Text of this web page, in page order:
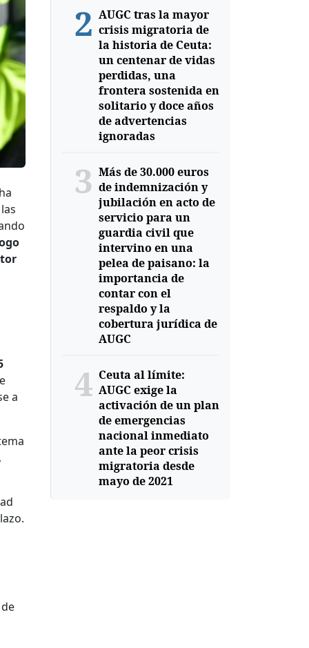
a
2 AUGC tras la mayor
crisis migratoria de
la historia de Ceuta:
un centenar de vidas
perdidas, una
frontera sostenida en
solitario y doce años
de advertencias
ignoradas
3 Más de 30.000 euros
de indemnización y
jubilación en acto de
servicio para un
guardia civil que
intervino en una
pelea de paisano: la
importancia de
contar con el
respaldo y la
cobertura jurídica de
AUGC
4 Ceuta al límite:
AUGC exige la
activación de un plan
de emergencias
nacional inmediato
ante la peor crisis
migratoria desde
mayo de 2021